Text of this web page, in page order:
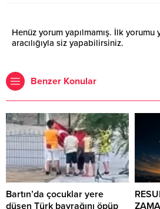
Henüz yorum yapılmamış. İlk yorumu
aracılığıyla siz yapabilirsiniz.
Benzer Konular
Bartın’da çocuklar yere
düşen Türk bayrağını öpüp